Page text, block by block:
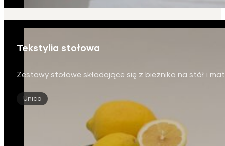
Tekstylia stołowa
Zestawy stołowe składające się z bieżnika na stół i
Unico